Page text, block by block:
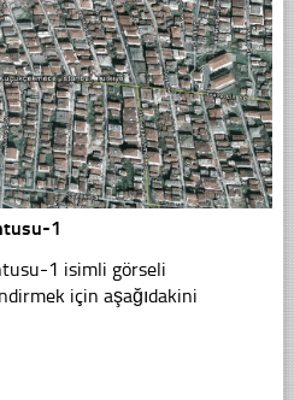
1
1 isimli görseli
için aşağıdakini